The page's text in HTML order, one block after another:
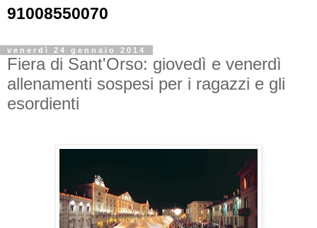
91008550070
venerdì 24 gennaio 2014
Fiera di Sant'Orso: giovedì e venerdì
allenamenti sospesi per i ragazzi e gli
esordienti